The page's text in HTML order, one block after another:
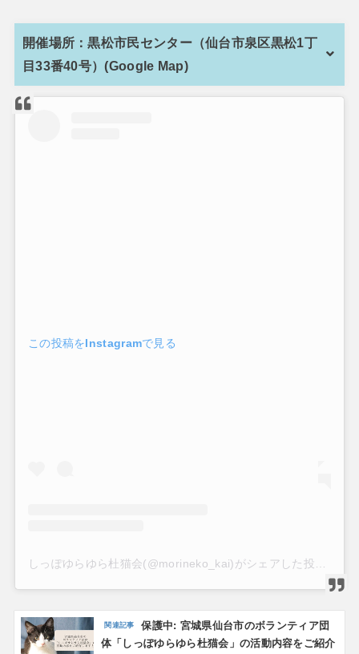
開催場所：黒松市民センター（仙台市泉区黒松1丁
目33番40号）(Google Map)
この投稿をInstagramで見る
しっぽゆらゆら杜猫会(@morineko_kai)がシェアした投稿
保護中: 宮城県仙台市のボランティア団
体「しっぽゆらゆら杜猫会」の活動内容をご紹介